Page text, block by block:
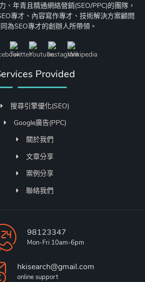
、年青且精通網絡營銷(SEO/PPC)的團隊，
專才、內容寫作專才、技術解決方案顧問
為SEO專才的創辦人所帶領。
Provided
搜尋引擎優化(SEO)
Google廣告(PPC)
關於我們
文章分享
案例分享
聯絡我們
98123347
Mon-Fri 10am-6pm
hkisearch@gmail.com
online support